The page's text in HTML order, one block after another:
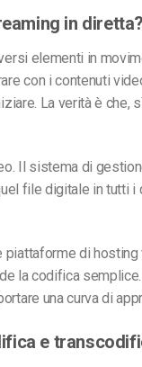
in diretta?
elementi in
con i contenuti
La verità è che,
Il sistema di
file digitale in tutti i
piattaforme di
la codifica
una curva di
e